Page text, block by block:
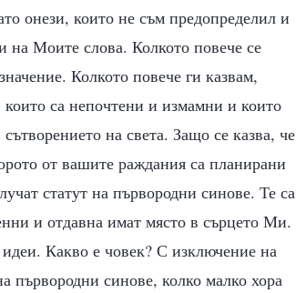
онези, които не съм предопределил и
на Моите слова. Колкото повече се
Колкото повече ги казвам,
са непочтени и измамни и които
на света. Защо се казва, че
от вашите раждания са планирани
статут на първородни синове. Те са
и отдавна имат място в сърцето Ми.
Какво е човек? С изключение на
първородни синове, колко малко хора